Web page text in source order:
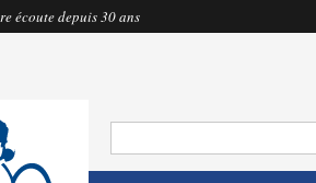
écoute depuis 30 ans